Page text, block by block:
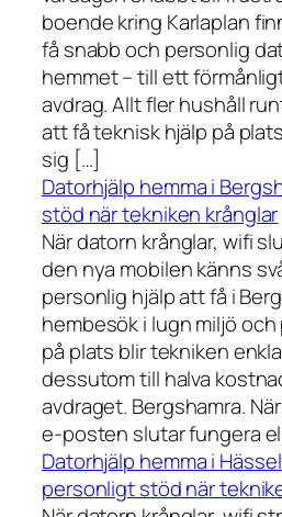
boende kring Karlaplan
få snabb och personlig
hemmet – till ett
avdrag. Allt fler hushåll
att få teknisk hjälp på
sig […]
Datorhjälp hemma i
stöd när tekniken krånglar
När datorn krånglar, wifi
den nya mobilen känns
personlig hjälp att få i
hembesök i lugn miljö
på plats blir tekniken
dessutom till halva
avdraget. Bergshamra.
e-posten slutar fungera
Datorhjälp hemma i
personligt stöd när